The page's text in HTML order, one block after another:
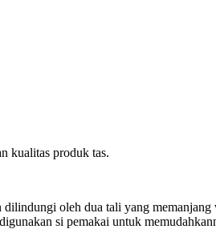
kualitas produk tas.
oleh dua tali yang
si pemakai untuk